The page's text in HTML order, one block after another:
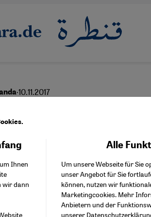
·10.11.2017
Recht zu
Ihnen
wir dann
Alle
Um unsere Webseite für Sie
unser Angebot für Sie
können, nutzen wir
Marketingcookies. Mehr
Anbietern und der
unserer
Facebook Embed /
Twitter Embed
Instagram Embed
Youtube Embed
Google Maps Embed